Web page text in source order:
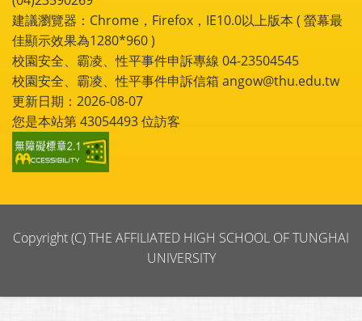
建議瀏覽器：Chrome，Firefox，IE10.0以上版本 ( 螢幕最
佳顯示效果為1280*960 )
校園安全、霸凌、性平事件申訴專線 04-23504545
校園安全、霸凌、性平事件申訴信箱 angow@thu.edu.tw
更新日期：2026-08-07
您是本站第43054493位訪客
Copyright (C) THE AFFILIATED HIGH SCHOOL OF TUNGHAI
UNIVERSITY